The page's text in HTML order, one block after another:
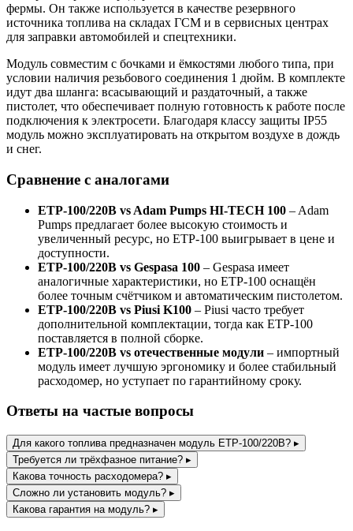
фермы. Он также используется в качестве резервного
источника топлива на складах ГСМ и в сервисных центрах
для заправки автомобилей и спецтехники.
Модуль совместим с бочками и ёмкостями любого типа, при
условии наличия резьбового соединения 1 дюйм. В комплекте
идут два шланга: всасывающий и раздаточный, а также
пистолет, что обеспечивает полную готовность к работе после
подключения к электросети. Благодаря классу защиты IP55
модуль можно эксплуатировать на открытом воздухе в дождь
и снег.
Сравнение с аналогами
ЕТР-100/220В vs Adam Pumps HI-TECH 100 – Adam
Pumps предлагает более высокую стоимость и
увеличенный ресурс, но ЕТР-100 выигрывает в цене и
доступности.
ЕТР-100/220В vs Gespasa 100 – Gespasa имеет
аналогичные характеристики, но ЕТР-100 оснащён
более точным счётчиком и автоматическим пистолетом.
ЕТР-100/220В vs Piusi K100 – Piusi часто требует
дополнительной комплектации, тогда как ЕТР-100
поставляется в полной сборке.
ЕТР-100/220В vs отечественные модули – импортный
модуль имеет лучшую эргономику и более стабильный
расходомер, но уступает по гарантийному сроку.
Ответы на частые вопросы
Для какого топлива предназначен модуль ЕТР-100/220В? ▸
Требуется ли трёхфазное питание? ▸
Какова точность расходомера? ▸
Сложно ли установить модуль? ▸
Какова гарантия на модуль? ▸